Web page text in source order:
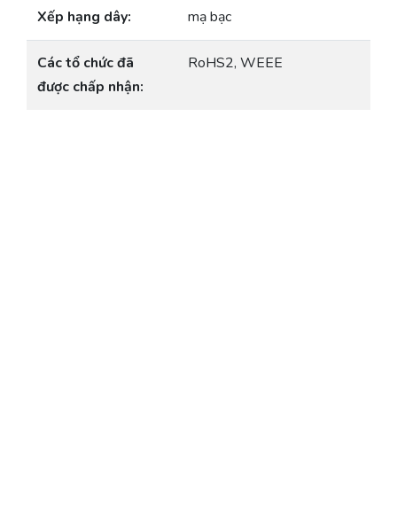
Xếp hạng dây:
mạ bạc
Các tổ chức đã
được chấp nhận:
RoHS2, WEEE